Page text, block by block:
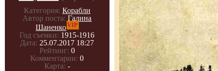
Категория: Корабли
Автор поста: Галина
ШаненкоVIP
Год съемки: 1915-1916
Дата: 25.07.2017 18:27
Рейтинг: 0
Комментарии: 0
Карта: -